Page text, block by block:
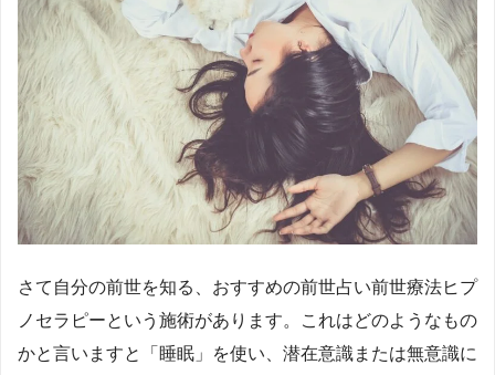
さて自分の前世を知る、おすすめの前世占い前世療法ヒプ
ノセラピーという施術があります。これはどのようなもの
かと言いますと「睡眠」を使い、潜在意識または無意識に